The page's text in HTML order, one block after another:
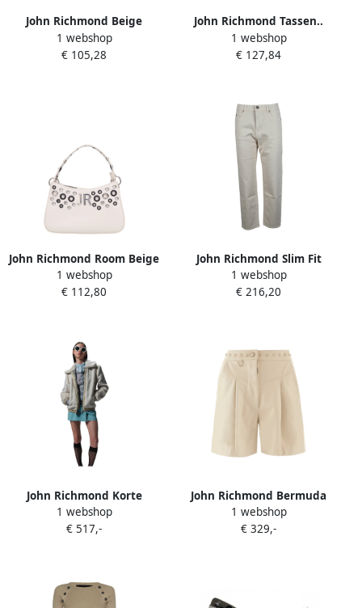
John Richmond Beige
Dames
1 webshop
€ 105,28
John Richmond Tassen..
Beige Dames
1 webshop
€ 127,84
John Richmond Room Beige
Dames
1 webshop
€ 112,80
John Richmond Slim Fit
Denim Jeans Beige Dames
1 webshop
€ 216,20
John Richmond Korte
bontjas met rits Beige
Dames
1 webshop
€ 517,-
John Richmond Bermuda
met plooien Beige Dames
1 webshop
€ 329,-